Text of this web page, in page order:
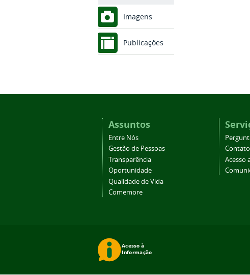
Imagens
Publicações
Assuntos
Entre Nós
Gestão de Pessoas
Transparência
Oportunidade
Qualidade de Vida
Comemore
Contato
Acesso